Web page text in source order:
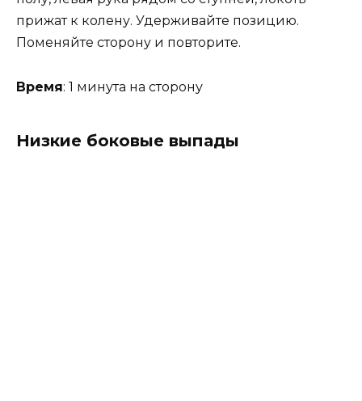
прижат к колену. Удерживайте позицию.
Поменяйте сторону и повторите.
Время: 1 минута на сторону
Низкие боковые выпады